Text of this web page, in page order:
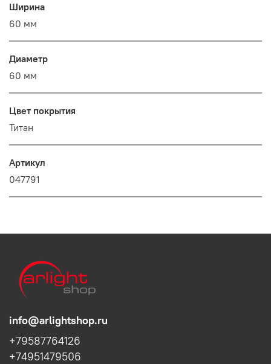
Ширина
60 мм
Диаметр
60 мм
Цвет покрытия
Титан
Артикул
047791
info@arlightshop.ru
+79587764126
+74951479506